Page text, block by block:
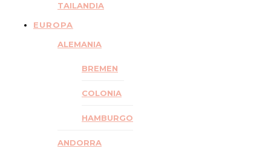
TAILANDIA
EUROPA
ALEMANIA
BREMEN
COLONIA
HAMBURGO
ANDORRA